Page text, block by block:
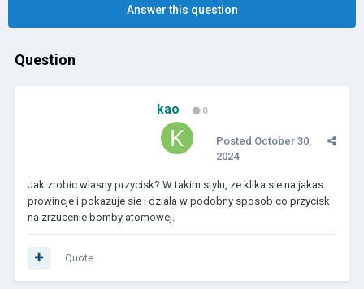
Answer this question
Question
kao 0
Posted October 30,
2024
Jak zrobic wlasny przycisk? W takim stylu, ze klika sie na jakas
prowincje i pokazuje sie i dziala w podobny sposob co przycisk
na zrzucenie bomby atomowej.
Quote